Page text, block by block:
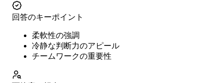
回答のキーポイント
柔軟性の強調
冷静な判断力のアピール
チームワークの重要性